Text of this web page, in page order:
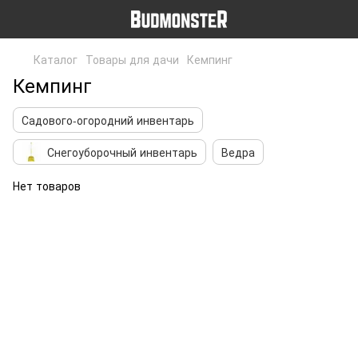
Каталог Товары для дачи Кемпинг
Кемпинг
Садового-огородний инвентарь
Снегоуборочный инвентарь
Ведра
Нет товаров